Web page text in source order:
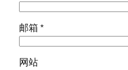
邮箱*
网站